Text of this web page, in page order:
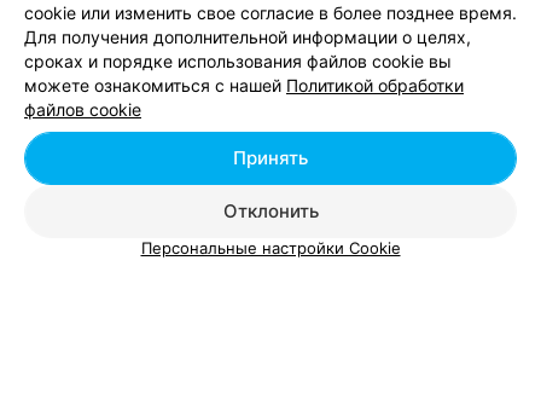
Минске
Долговременное покрытие ногтей в районе
Советский в Минске
Маникюрные салоны в Советском районе
cookie или изменить свое согласие в более позднее время.
Для получения дополнительной информации о целях,
сроках и порядке использования файлов cookie вы
можете ознакомиться с нашей Политикой обработки
файлов cookie
Отклонить
Принять
Персональные настройки Cookie